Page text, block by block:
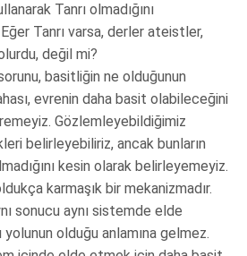
Tanrı olmadığını
Eğer Tanrı varsa, derler ateistler,
değil mi?
basitliğin ne olduğunun
evrenin daha basit olabileceğini
Gözlemleyebildiğimiz
belirleyebiliriz, ancak bunların
kesin olarak belirleyemeyiz.
karmaşık bir mekanizmadır.
sonucu aynı sistemde elde
olduğu anlamına gelmez.